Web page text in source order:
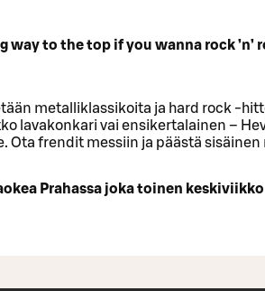
way to the top if you wanna rock
metalliklassikoita ja hard rock -
lavakonkari vai ensikertalainen –
Ota frendit messiin ja päästä
Prahassa joka toinen